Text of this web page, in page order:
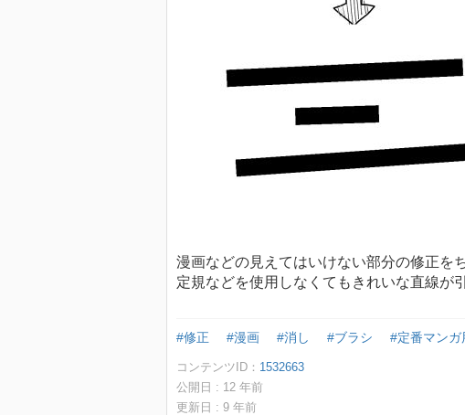
漫画などの見えてはいけない部分の修正を
定規などを使用しなくてもきれいな直線が
#修正 #漫画 #消し #ブラシ #定番マンガ
コンテンツID： 1532663
公開日 : 12 年前
更新日 : 9 年前